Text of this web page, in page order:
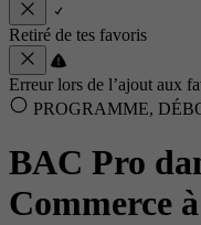
Retiré de tes favoris
Erreur lors de l’ajout aux
PROGRAMME,
BAC Pro
Commerce